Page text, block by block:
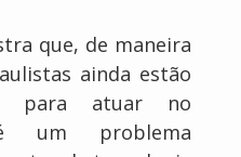
que, de maneira
ainda estão
para atuar no
um problema